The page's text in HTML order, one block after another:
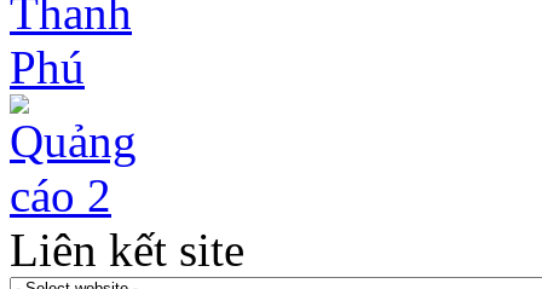
Liên kết site